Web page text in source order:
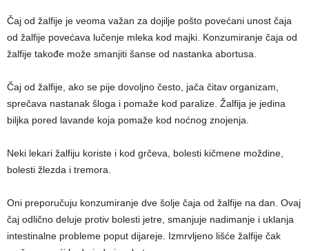
Čaj od žalfije je veoma važan za dojilje pošto povećani unost čaja
od žalfije povećava lučenje mleka kod majki. Konzumiranje čaja od
žalfije takođe može smanjiti šanse od nastanka abortusa.
Čaj od žalfije, ako se pije dovoljno često, jača čitav organizam,
sprečava nastanak šloga i pomaže kod paralize. Žalfija je jedina
biljka pored lavande koja pomaže kod noćnog znojenja.
Neki lekari žalfiju koriste i kod grčeva, bolesti kičmene moždine,
bolesti žlezda i tremora.
Oni preporučuju konzumiranje dve šolje čaja od žalfije na dan. Ovaj
čaj odlično deluje protiv bolesti jetre, smanjuje nadimanje i uklanja
intestinalne probleme poput dijareje. Izmrvljeno lišće žalfije čak